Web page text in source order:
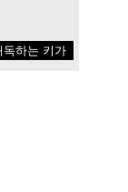
독하는 키가